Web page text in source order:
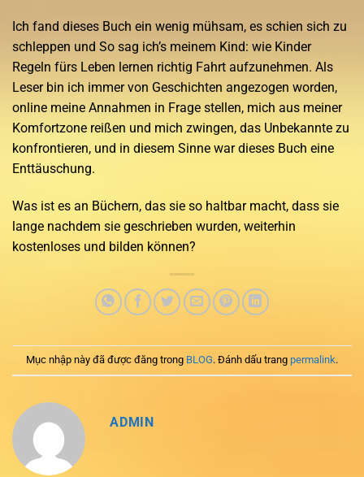
Ich fand dieses Buch ein wenig mühsam, es schien sich zu
schleppen und So sag ich’s meinem Kind: wie Kinder
Regeln fürs Leben lernen richtig Fahrt aufzunehmen. Als
Leser bin ich immer von Geschichten angezogen worden,
online meine Annahmen in Frage stellen, mich aus meiner
Komfortzone reißen und mich zwingen, das Unbekannte zu
konfrontieren, und in diesem Sinne war dieses Buch eine
Enttäuschung.
Was ist es an Büchern, das sie so haltbar macht, dass sie
lange nachdem sie geschrieben wurden, weiterhin
kostenloses und bilden können?
Mục nhập này đã được đăng trong BLOG. Đánh dấu trang permalink.
ADMIN